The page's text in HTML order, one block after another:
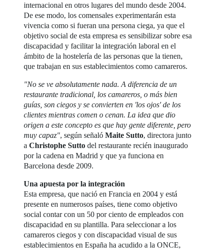
internacional en otros lugares del mundo desde 2004.
De ese modo, los comensales experimentarán esta
vivencia como si fueran una persona ciega, ya que el
objetivo social de esta empresa es sensibilizar sobre esa
discapacidad y facilitar la integración laboral en el
ámbito de la hostelería de las personas que la tienen,
que trabajan en sus establecimientos como camareros.
"No se ve absolutamente nada. A diferencia de un
restaurante tradicional, los camareros, o más bien
guías, son ciegos y se convierten en 'los ojos' de los
clientes mientras comen o cenan. La idea que dio
origen a este concepto es que hay gente diferente, pero
muy capaz", según señalóMaite Sutto, directora junto
aChristophe Sutto del restaurante recién inaugurado
por la cadena en Madrid y que ya funciona en
Barcelona desde 2009.
Una apuesta por la integración
Esta empresa, que nació en Francia en 2004 y está
presente en numerosos países, tiene como objetivo
social contar con un 50 por ciento de empleados con
discapacidad en su plantilla. Para seleccionar a los
camareros ciegos y con discapacidad visual de sus
establecimientos en España ha acudido a la ONCE,